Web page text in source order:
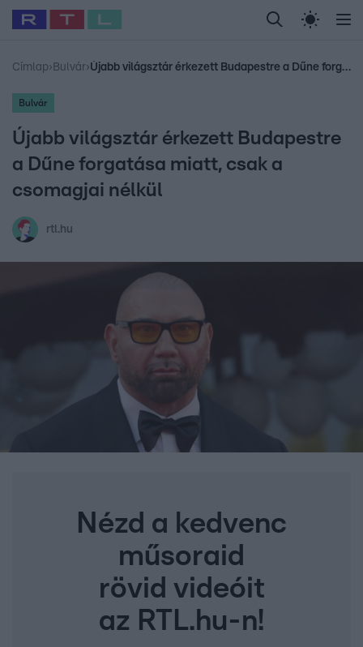
Legfrissebb RTL Híradó Randi Celeb vagyok,
Babits Marcella Most Wanted Gallusz
Címlap› Bulvár› Újabb világsztár érkezett Budapestre a Dűne forgatása miatt, csak a csomagjai nélkül
Bulvár
Újabb világsztár érkezett Budapestre
a Dűne forgatása miatt, csak a
csomagjai nélkül
rtl.hu
Nézd a kedvenc
műsoraid
rövid videóit
az RTL.hu-n!